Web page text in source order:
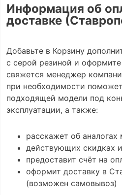
Информация об
доставке
Добавьте в Корзину
с серой резиной и
свяжется менеджер
при необходимости
подходящей модели под
эксплуатации, а также:
расскажет об
действующих скидках
предоставит счёт на
оформит доставку в
(возможен самовывоз)